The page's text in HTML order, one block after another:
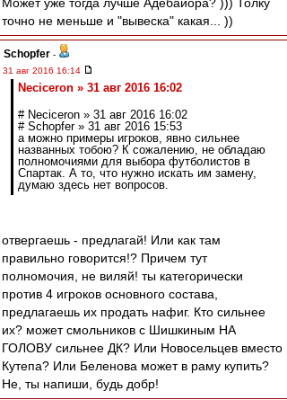
точно не меньше и "вывеска" какая... ))
Schopfer -
31 авг 2016 16:14
Neciceron » 31 авг 2016 16:02
# Neciceron » 31 авг 2016 16:02
# Schopfer » 31 авг 2016 15:53
а можно примеры игроков, явно сильнее
названных тобою? К сожалению, не обладаю
полномочиями для выбора футболистов в
Спартак. А то, что нужно искать им замену,
думаю здесь нет вопросов.
отвергаешь - предлагай! Или как там
правильно говорится!? Причем тут
полномочия, не виляй! ты категорически
против 4 игроков основного состава,
предлагаешь их продать нафиг. Кто сильнее
их? может смольников с Шишкиным НА
ГОЛОВУ сильнее ДК? Или Новосельцев вместо
Кутепа? Или Беленова может в раму купить?
Не, ты напиши, будь добр!